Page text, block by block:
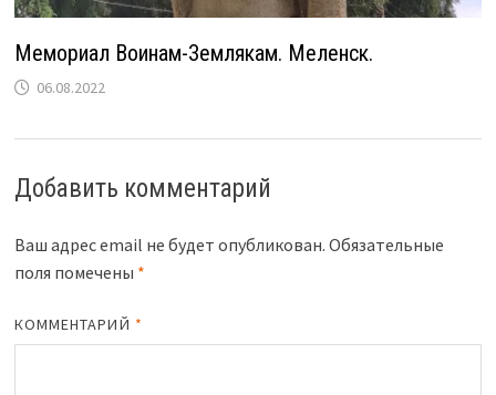
Мемориал Воинам-Землякам. Меленск.
06.08.2022
Добавить комментарий
Ваш адрес email не будет опубликован. Обязательные
поля помечены *
КОММЕНТАРИЙ *